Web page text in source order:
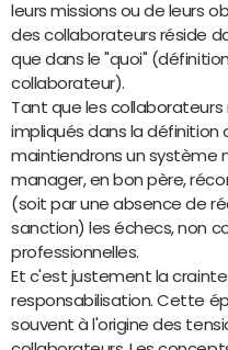
leurs missions ou de leurs
des collaborateurs réside
que dans le "quoi"
collaborateur).
Tant que les
impliqués dans la définition
maintiendrons un système
manager, en bon père,
(soit par une absence de
sanction) les échecs, non
professionnelles.
Et c'est justement la
responsabilisation. Cette
souvent à l'origine des